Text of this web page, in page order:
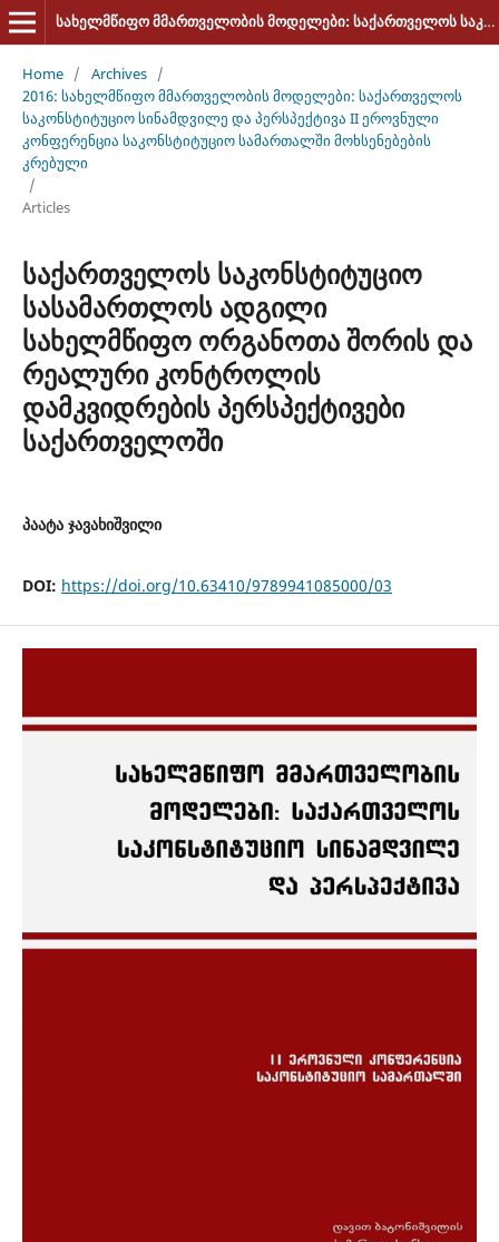
სახელმწიფო მმართველობის მოდელები: საქართველოს საკონსტიტუციო სინამდვილე და პერსპექტივა
Home / Archives /
2016: სახელმწიფო მმართველობის მოდელები: საქართველოს
საკონსტიტუციო სინამდვილე და პერსპექტივა II ეროვნული
კონფერენცია საკონსტიტუციო სამართალში მოხსენებების
კრებული
/
Articles
საქართველოს საკონსტიტუციო
სასამართლოს ადგილი
სახელმწიფო ორგანოთა შორის და
რეალური კონტროლის
დამკვიდრების პერსპექტივები
საქართველოში
პაატა ჯავახიშვილი
DOI: https://doi.org/10.63410/9789941085000/03